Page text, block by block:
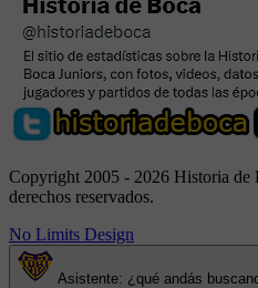
Copyright 2005 - 2026 Historia de
derechos reservados.
No Limits Design
Asistente: ¿qué andás